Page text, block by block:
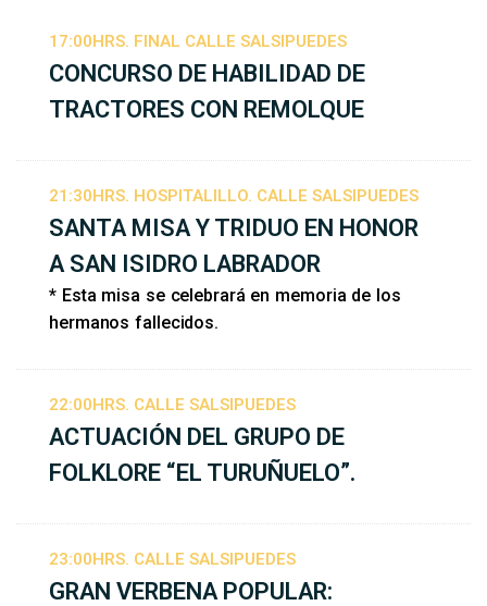
17:00HRS. FINAL CALLE SALSIPUEDES
CONCURSO DE HABILIDAD DE
TRACTORES CON REMOLQUE
21:30HRS. HOSPITALILLO. CALLE SALSIPUEDES
SANTA MISA Y TRIDUO EN HONOR
A SAN ISIDRO LABRADOR
* Esta misa se celebrará en memoria de los
hermanos fallecidos.
22:00HRS. CALLE SALSIPUEDES
ACTUACIÓN DEL GRUPO DE
FOLKLORE “EL TURUÑUELO”.
23:00HRS. CALLE SALSIPUEDES
GRAN VERBENA POPULAR: